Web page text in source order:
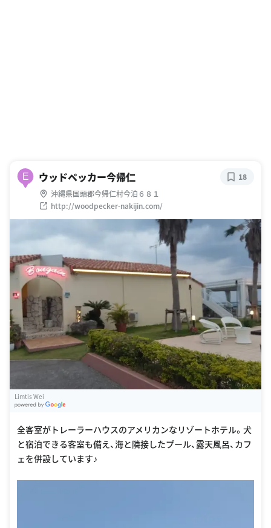
E ウッドペッカー今帰仁
沖縄県国頭郡今帰仁村今泊６８１
http://woodpecker-nakijin.com/
18
Limtis Wei
全客室がトレーラーハウスのアメリカンなリゾートホテル。犬
と宿泊できる客室も備え、海と隣接したプール、露天風呂、カフ
ェを併設しています♪